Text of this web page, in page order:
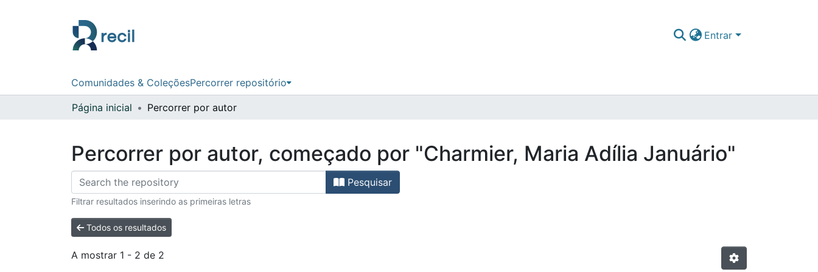
Entrar
Comunidades & ColeçõesPercorrer repositório
Página inicial Percorrer por autor
Percorrer por autor, começado por "Charmier, Maria Adília Januário"
Pesquisar
Filtrar resultados inserindo as primeiras letras
Todos os resultados
A mostrar 1 - 2 de 2